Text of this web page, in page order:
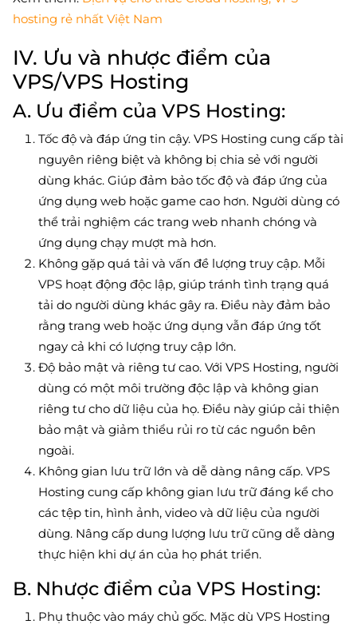
hosting rẻ nhất Việt Nam
IV. Ưu và nhược điểm của
VPS/VPS Hosting
A. Ưu điểm của VPS Hosting:
Tốc độ và đáp ứng tin cậy. VPS Hosting cung cấp tài
nguyên riêng biệt và không bị chia sẻ với người
dùng khác. Giúp đảm bảo tốc độ và đáp ứng của
ứng dụng web hoặc game cao hơn. Người dùng có
thể trải nghiệm các trang web nhanh chóng và
ứng dụng chạy mượt mà hơn.
Không gặp quá tải và vấn đề lượng truy cập. Mỗi
VPS hoạt động độc lập, giúp tránh tình trạng quá
tải do người dùng khác gây ra. Điều này đảm bảo
rằng trang web hoặc ứng dụng vẫn đáp ứng tốt
ngay cả khi có lượng truy cập lớn.
Độ bảo mật và riêng tư cao. Với VPS Hosting, người
dùng có một môi trường độc lập và không gian
riêng tư cho dữ liệu của họ. Điều này giúp cải thiện
bảo mật và giảm thiểu rủi ro từ các nguồn bên
ngoài.
Không gian lưu trữ lớn và dễ dàng nâng cấp. VPS
Hosting cung cấp không gian lưu trữ đáng kể cho
các tệp tin, hình ảnh, video và dữ liệu của người
dùng. Nâng cấp dung lượng lưu trữ cũng dễ dàng
thực hiện khi dự án của họ phát triển.
B. Nhược điểm của VPS Hosting:
Phụ thuộc vào máy chủ gốc. Mặc dù VPS Hosting